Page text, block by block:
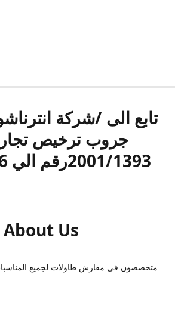
تابع الى /شركة
جروب ترخيص
2001/1393رقم الي 17439546
About Us
متخصصون في مفارش طاولات لجميع